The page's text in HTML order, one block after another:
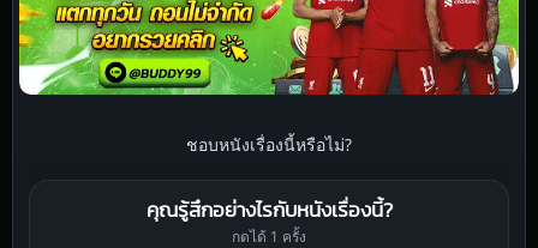
ชอบหนังเรื่องนี้หรือไม่?
คุณรู้สึกอย่างไรกับหนังเรื่องนี้?
กดได้ 1 ครั้ง